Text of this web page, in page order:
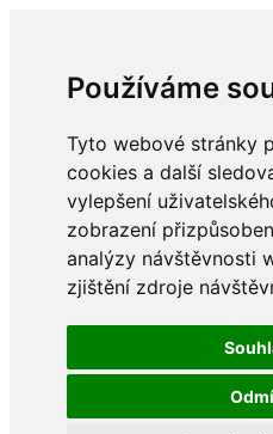
Používáme
Tyto webové stránky
cookies a další
vylepšení
zobrazení
analýzy návštěvnosti
zjištění zdroje